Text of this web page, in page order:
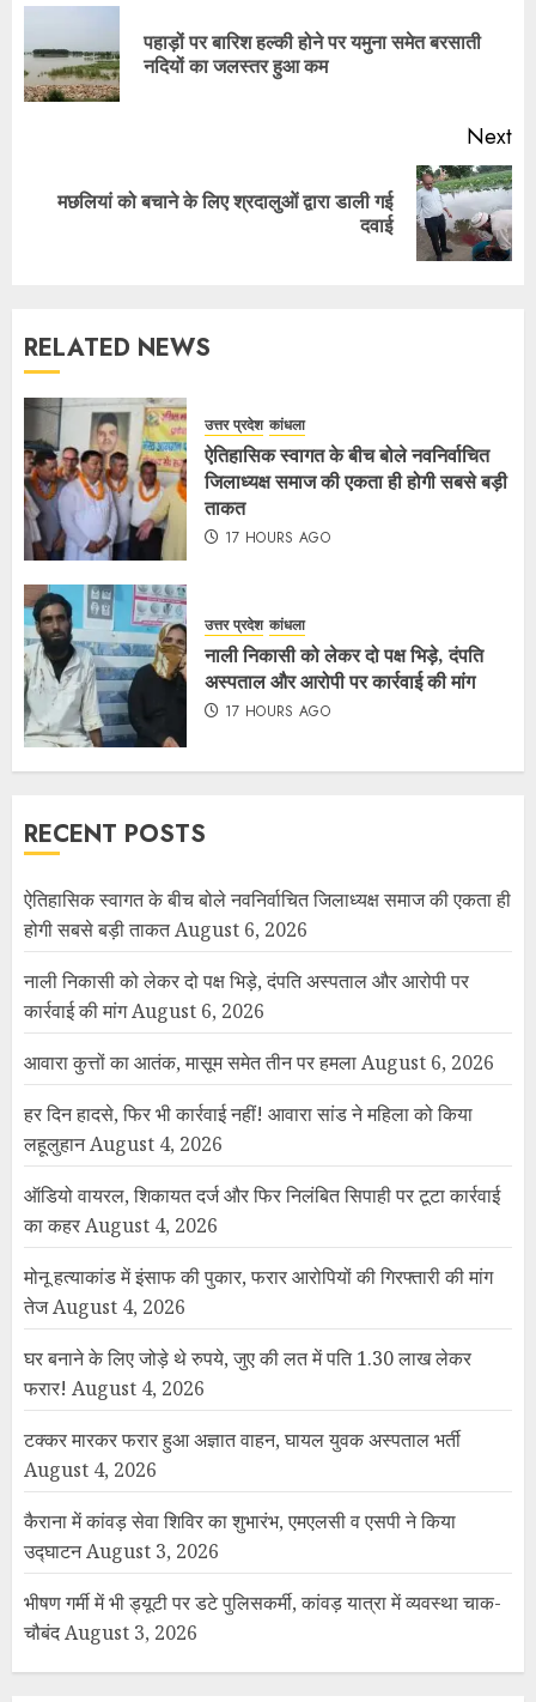
पहाड़ों पर बारिश हल्की होने पर यमुना समेत बरसाती
नदियों का जलस्तर हुआ कम
Next
मछलियां को बचाने के लिए श्रदालुओं द्वारा डाली गई
दवाई
RELATED NEWS
उत्तर प्रदेश कांधला
ऐतिहासिक स्वागत के बीच बोले नवनिर्वाचित
जिलाध्यक्ष समाज की एकता ही होगी सबसे बड़ी
ताकत
17 HOURS AGO
उत्तर प्रदेश कांधला
नाली निकासी को लेकर दो पक्ष भिड़े, दंपति
अस्पताल और आरोपी पर कार्रवाई की मांग
17 HOURS AGO
RECENT POSTS
ऐतिहासिक स्वागत के बीच बोले नवनिर्वाचित जिलाध्यक्ष समाज की एकता ही
होगी सबसे बड़ी ताकतAugust 6, 2026
नाली निकासी को लेकर दो पक्ष भिड़े, दंपति अस्पताल और आरोपी पर
कार्रवाई की मांगAugust 6, 2026
आवारा कुत्तों का आतंक, मासूम समेत तीन पर हमलाAugust 6, 2026
हर दिन हादसे, फिर भी कार्रवाई नहीं! आवारा सांड ने महिला को किया
लहूलुहानAugust 4, 2026
ऑडियो वायरल, शिकायत दर्ज और फिर निलंबित सिपाही पर टूटा कार्रवाई
का कहरAugust 4, 2026
मोनू हत्याकांड में इंसाफ की पुकार, फरार आरोपियों की गिरफ्तारी की मांग
तेजAugust 4, 2026
घर बनाने के लिए जोड़े थे रुपये, जुए की लत में पति 1.30 लाख लेकर
फरार! August 4, 2026
टक्कर मारकर फरार हुआ अज्ञात वाहन, घायल युवक अस्पताल भर्ती
August 4, 2026
कैराना में कांवड़ सेवा शिविर का शुभारंभ, एमएलसी व एसपी ने किया
उद्घाटनAugust 3, 2026
भीषण गर्मी में भी ड्यूटी पर डटे पुलिसकर्मी, कांवड़ यात्रा में व्यवस्था चाक-
चौबंदAugust 3, 2026